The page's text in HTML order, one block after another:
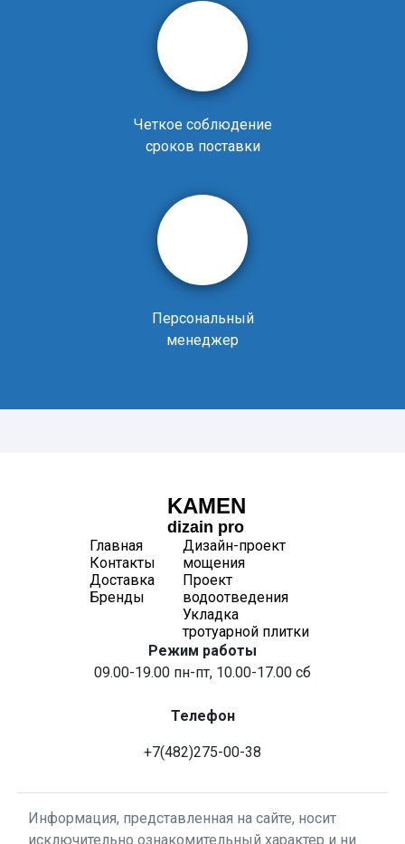
Четкое соблюдение
сроков поставки
Персональный
менеджер
KAMEN
dizain pro
Главная
Контакты
Доставка
Бренды
Дизайн-проект
мощения
Проект
водоотведения
Укладка
тротуарной плитки
Режим работы
09.00-19.00 пн-пт, 10.00-17.00 сб
Телефон
+7(482)275-00-38
Информация, представленная на сайте, носит
исключительно ознакомительный характер и ни